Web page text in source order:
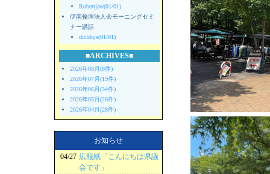
Robertjaw(01/01)
伊南倫理法人会モーニングセミ
ナー講話
dicldujs(01/01)
■ARCHIVES■
2026年08月(8件)
2026年07月(19件)
2026年06月(34件)
2026年05月(26件)
2026年04月(28件)
お知らせ
04/27 広報紙「こんにちは県議
会です」